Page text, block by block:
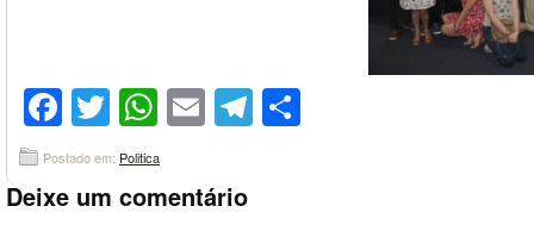
Facebook
Twitter
WhatsApp
EmailTelegram
Postado em: Politica
Deixe um comentário